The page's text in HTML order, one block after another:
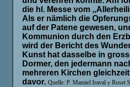
die hl. Messe vom
Als er nämlich die
auf der Patene gewesen,
Kommunion durch den
wird der Bericht des
Kunst hat dasselbe in
Dormer, den jedermann
mehreren Kirchen
davor. Quelle: P. Mamiel Iraval y Roset